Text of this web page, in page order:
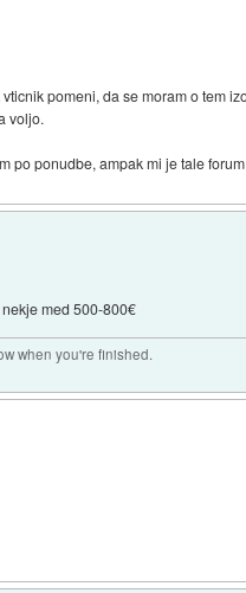
pomeni, da se moram o tem
voljo.
po ponudbe, ampak mi je tale
med 500-800€
when you're finished.